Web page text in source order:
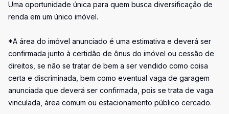
Uma oportunidade única para quem busca diversificação de
renda em um único imóvel.
*A área do imóvel anunciado é uma estimativa e deverá ser
confirmada junto à certidão de ônus do imóvel ou cessão de
direitos, se não se tratar de bem a ser vendido como coisa
certa e discriminada, bem como eventual vaga de garagem
anunciada que deverá ser confirmada, pois se trata de vaga
vinculada, área comum ou estacionamento público cercado.